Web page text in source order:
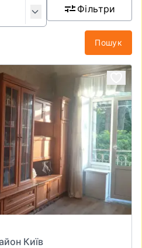
Фільтри
Пошук
Київ